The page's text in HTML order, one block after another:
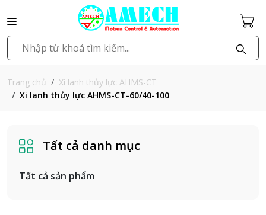
Trang chủ
Xi lanh thủy lực AHMS-CT
Xi lanh thủy lực AHMS-CT-60/40-100
Tất cả danh mục
Tất cả sản phẩm